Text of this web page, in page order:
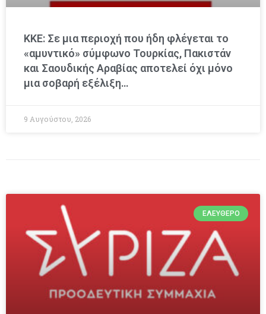
ΚΚΕ: Σε μια περιοχή που ήδη φλέγεται το
«αμυντικό» σύμφωνο Τουρκίας, Πακιστάν
και Σαουδικής Αραβίας αποτελεί όχι μόνο
μια σοβαρή εξέλιξη…
9 Αυγούστου, 2026
ΕΛΕΎΘΕΡΟ